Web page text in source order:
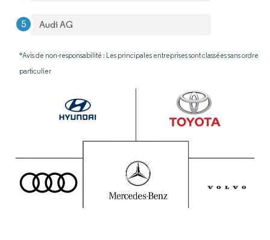
Audi AG
*Avis de non-responsabilité : Les principales entreprises sont classées sans ordre
particulier